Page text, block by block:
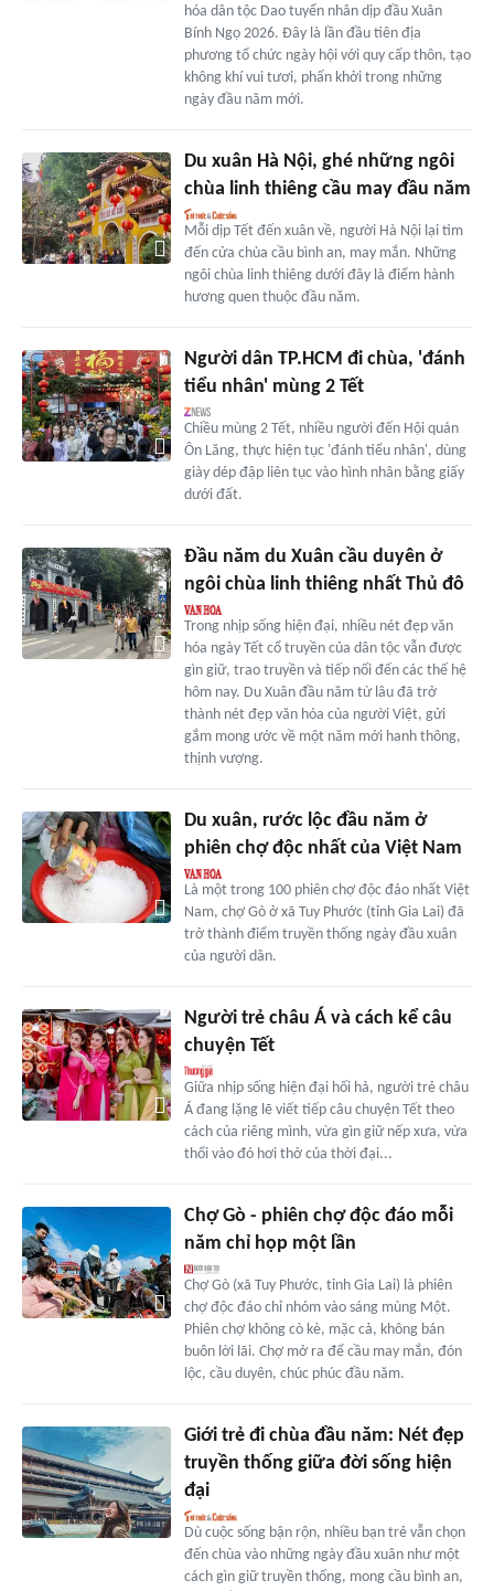
hóa dân tộc Dao tuyển nhân dịp đầu Xuân
Bính Ngọ 2026. Đây là lần đầu tiên địa
phương tổ chức ngày hội với quy cấp thôn, tạo
không khí vui tươi, phấn khởi trong những
ngày đầu năm mới.
Du xuân Hà Nội, ghé những ngôi
chùa linh thiêng cầu may đầu năm
Mỗi dịp Tết đến xuân về, người Hà Nội lại tìm
đến cửa chùa cầu bình an, may mắn. Những
ngôi chùa linh thiêng dưới đây là điểm hành
hương quen thuộc đầu năm.
Người dân TP.HCM đi chùa, 'đánh
tiểu nhân' mùng 2 Tết
Chiều mùng 2 Tết, nhiều người đến Hội quán
Ôn Lăng, thực hiện tục 'đánh tiểu nhân', dùng
giày dép đập liên tục vào hình nhân bằng giấy
dưới đất.
Đầu năm du Xuân cầu duyên ở
ngôi chùa linh thiêng nhất Thủ đô
Trong nhịp sống hiện đại, nhiều nét đẹp văn
hóa ngày Tết cổ truyền của dân tộc vẫn được
gìn giữ, trao truyền và tiếp nối đến các thế hệ
hôm nay. Du Xuân đầu năm từ lâu đã trở
thành nét đẹp văn hóa của người Việt, gửi
gắm mong ước về một năm mới hanh thông,
thịnh vượng.
Du xuân, rước lộc đầu năm ở
phiên chợ độc nhất của Việt Nam
Là một trong 100 phiên chợ độc đáo nhất Việt
Nam, chợ Gò ở xã Tuy Phước (tỉnh Gia Lai) đã
trở thành điểm truyền thống ngày đầu xuân
của người dân.
Người trẻ châu Á và cách kể câu
chuyện Tết
Giữa nhịp sống hiện đại hối hả, người trẻ châu
Á đang lặng lẽ viết tiếp câu chuyện Tết theo
cách của riêng mình, vừa gìn giữ nếp xưa, vừa
thổi vào đó hơi thở của thời đại...
Chợ Gò - phiên chợ độc đáo mỗi
năm chỉ họp một lần
Chợ Gò (xã Tuy Phước, tỉnh Gia Lai) là phiên
chợ độc đáo chỉ nhóm vào sáng mùng Một.
Phiên chợ không cò kè, mặc cả, không bán
buôn lời lãi. Chợ mở ra để cầu may mắn, đón
lộc, cầu duyên, chúc phúc đầu năm.
Giới trẻ đi chùa đầu năm: Nét đẹp
truyền thống giữa đời sống hiện
đại
Dù cuộc sống bận rộn, nhiều bạn trẻ vẫn chọn
đến chùa vào những ngày đầu xuân như một
cách gìn giữ truyền thống, mong cầu bình an,